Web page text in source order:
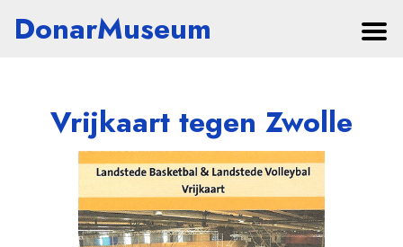
DonarMuseum
Vrijkaart tegen Zwolle